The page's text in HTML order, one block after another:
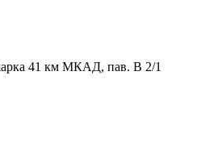
41 км МКАД, пав. В 2/1